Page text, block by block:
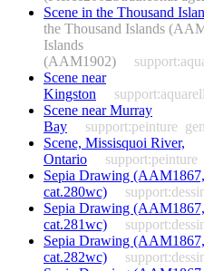
Scene in the Thousand
the Thousand Islands
Islands
(AAM1902)
Scene near
Kingston
Scene near Murray
Bay
support:peinture
Scene, Missisquoi River,
Ontario
support:peinture
Sepia Drawing (AAM1867,
cat.280wc)
Sepia Drawing (AAM1867,
cat.281wc)
Sepia Drawing (AAM1867,
cat.282wc)